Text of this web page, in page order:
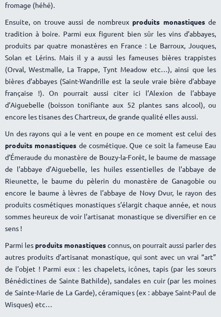
fromage (héhé).
Ensuite, on trouve aussi de nombreux produits monastiquesde
tradition à boire. Parmi eux figurent bien sûr les vins d’abbayes,
produits par quatre monastères en France : Le Barroux, Jouques,
Solan et Lérins. Mais il y a aussi les fameuses bières trappistes
(Orval, Westmalle, La Trappe, Tynt Meadow etc…), ainsi que les
bières d’abbayes (Saint-Wandrille est la seule vraie bière d’abbaye
française !). On pourrait aussi citer ici l’Alexion de l’abbaye
d’Aiguebelle (boisson tonifiante aux 52 plantes sans alcool), ou
encore les tisanes des Chartreux, de grande qualité elles aussi.
Un des rayons qui a le vent en poupe en ce moment est celui des
produits monastiques de cosmétique. Que ce soit la fameuse Eau
d’Émeraude du monastère de Bouzy-la-Forêt, le baume de massage
de l’abbaye d’Aiguebelle, les huiles essentielles de l’abbaye de
Rieunette, le baume du pèlerin du monastère de Ganagobie ou
encore le baume à lèvres de l’abbaye de Novy Dvur, le rayon des
produits cosmétiques monastiques s’élargit chaque année, et nous
sommes heureux de voir l’artisanat monastique se diversifier en ce
sens !
Parmi les produits monastiquesconnus, on pourrait aussi parler des
autres produits d’artisanat monastique, qui sont avec un vrai “art”
de l’objet ! Parmi eux : les chapelets, icônes, tapis (par les sœurs
Bénédictines de Sainte Bathilde), sandales en cuir (par les moines
de Sainte-Marie de La Garde), céramiques (ex : abbaye Saint-Paul de
Wisques) etc